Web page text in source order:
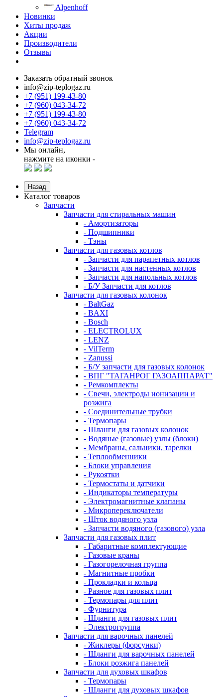
Alpenhoff
Новинки
Хиты продаж
Акции
Производители
Отзывы
Заказать обратный звонок
info@zip-teplogaz.ru
+7 (951) 199-43-80
+7 (960) 043-34-72
+7 (951) 199-43-80
+7 (960) 043-34-72
Telegram
info@zip-teplogaz.ru
Мы онлайн,
нажмите на иконки -
Назад
Каталог товаров
Запчасти
Запчасти для стиральных машин
- Амортизаторы
- Подшипники
- Тэны
Запчасти для газовых котлов
- Запчасти для парапетных котлов
- Запчасти для настенных котлов
- Запчасти для напольных котлов
- Б/У Запчасти для котлов
Запчасти для газовых колонок
- BaltGaz
- BAXI
- Bosch
- ELECTROLUX
- LENZ
- VilTerm
- Zanussi
- Б/У запчасти для газовых колонок
- ВПГ "ТАГАНРОГ ГАЗОАППАРАТ"
- Ремкомплекты
- Свечи, электроды ионизации и
розжига
- Соединительные трубки
- Термопары
- Шланги для газовых колонок
- Водяные (газовые) узлы (блоки)
- Мембраны, сальники, тарелки
- Теплообменники
- Блоки управления
- Рукоятки
- Термостаты и датчики
- Индикаторы температуры
- Электромагнитные клапаны
- Микропереключатели
- Шток водяного узла
- Запчасти водяного (газового) узла
Запчасти для газовых плит
- Габаритные комплектующие
- Газовые краны
- Газогорелочная группа
- Магнитные пробки
- Прокладки и кольца
- Разное для газовых плит
- Термопары для плит
- Фурнитура
- Шланги для газовых плит
- Электрогруппа
Запчасти для варочных панелей
- Жиклеры (форсунки)
- Шланги для варочных панелей
- Блоки розжига панелей
Запчасти для духовых шкафов
- Термопары
- Шланги для духовых шкафов